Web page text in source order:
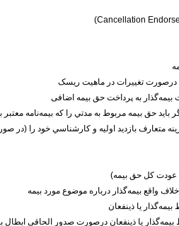
باید حق بيمه مربوط به مدتي را كه بیمه‌نامه
متعارف بازديد اوليه و كارشناسي خود را (در
عودت کل حق بیمه)